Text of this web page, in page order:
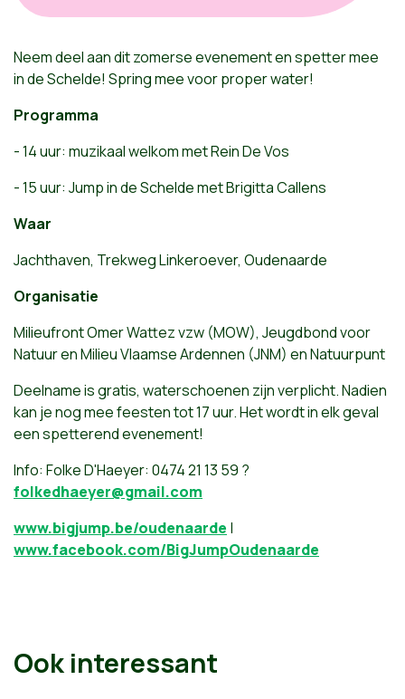
Neem deel aan dit zomerse evenement en spetter mee
in de Schelde! Spring mee voor proper water!
Programma
- 14 uur: muzikaal welkom met Rein De Vos
- 15 uur: Jump in de Schelde met Brigitta Callens
Waar
Jachthaven, Trekweg Linkeroever, Oudenaarde
Organisatie
Milieufront Omer Wattez vzw (MOW), Jeugdbond voor
Natuur en Milieu Vlaamse Ardennen (JNM) en Natuurpunt
Deelname is gratis, waterschoenen zijn verplicht. Nadien
kan je nog mee feesten tot 17 uur. Het wordt in elk geval
een spetterend evenement!
Info: Folke D'Haeyer: 0474 21 13 59 ?
folkedhaeyer@gmail.com
www.bigjump.be/oudenaarde |
www.facebook.com/BigJumpOudenaarde
Ook interessant